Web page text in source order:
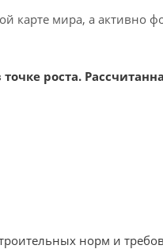
карте мира, а
роста.
норм и